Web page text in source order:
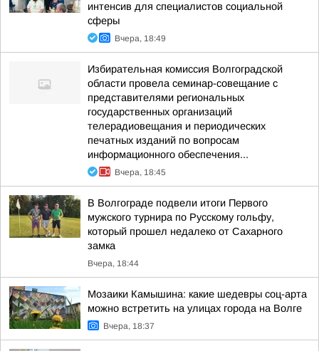
интенсив для специалистов социальной
сферы
Вчера, 18:49
Избирательная комиссия Волгоградской
области провела семинар-совещание с
представителями региональных
государственных организаций
телерадиовещания и периодических
печатных изданий по вопросам
информационного обеспечения...
Вчера, 18:45
В Волгограде подвели итоги Первого
мужского турнира по Русскому гольфу,
который прошел недалеко от Сахарного
замка
Вчера, 18:44
Мозаики Камышина: какие шедевры соц-арта
можно встретить на улицах города на Волге
Вчера, 18:37